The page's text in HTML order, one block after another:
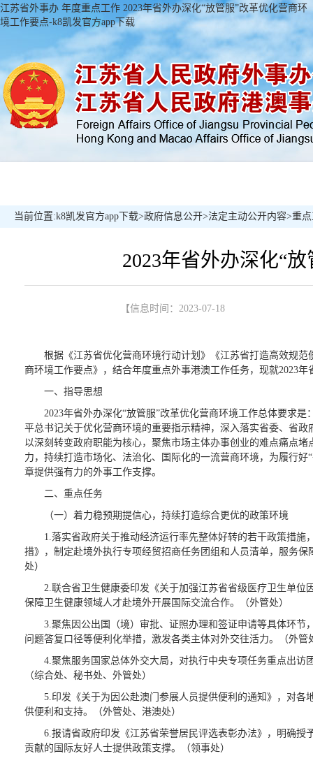
江苏省外事办 年度重点工作 2023年省外办深化“放管服”改革优化营商环
境工作要点-k8凯发官方app下载
当前位置:k8凯发官方app下载>政府信息公开>法定主动公开内容>重
2023年省外办深化“
【信息时间：2023-07-18
根据《江苏省优化营商环境行动计划》《江苏省打造高效规
商环境工作要点》，结合年度重点外事港澳工作任务，现就2023
一、指导思想
2023年省外办深化“放管服”改革优化营商环境工作总体要求
平总书记关于优化营商环境的重要指示精神，深入落实省委、省
以深刻转变政府职能为核心，聚焦市场主体办事创业的难点痛点
力，持续打造市场化、法治化、国际化的一流营商环境，为履行
章提供强有力的外事工作支撑。
二、重点任务
（一）着力稳预期提信心，持续打造综合更优的政策环境
1.落实省政府关于推动经济运行率先整体好转的若干政策措
措》，制定赴境外执行专项经贸招商任务团组和人员清单，服务
处）
2.联合省卫生健康委印发《关于加强江苏省省级医疗卫生单
保障卫生健康领域人才赴境外开展国际交流合作。（外管处）
3.聚焦因公出国（境）审批、证照办理和签证申请等具体环
问题答复口径等便利化举措，激发各类主体对外交往活力。（外管
4.聚焦服务国家总体外交大局，对执行中央专项任务重点出
（综合处、秘书处、外管处）
5.印发《关于为因公赴澳门参展人员提供便利的通知》，对
供便利和支持。（外管处、港澳处）
6.报请省政府印发《江苏省荣誉居民评选表彰办法》，明确
贡献的国际友好人士提供政策支撑。（领事处）